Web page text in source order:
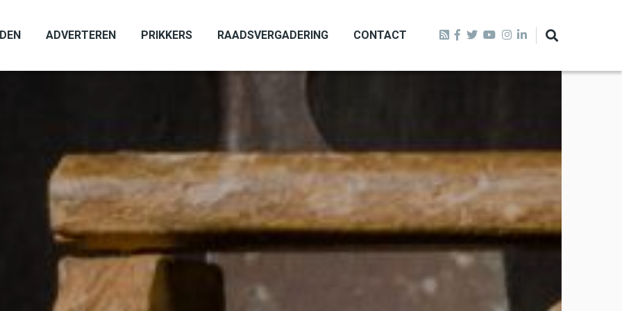
ADVERTEREN PRIKKERS RAADSVERGADERING CONTACT